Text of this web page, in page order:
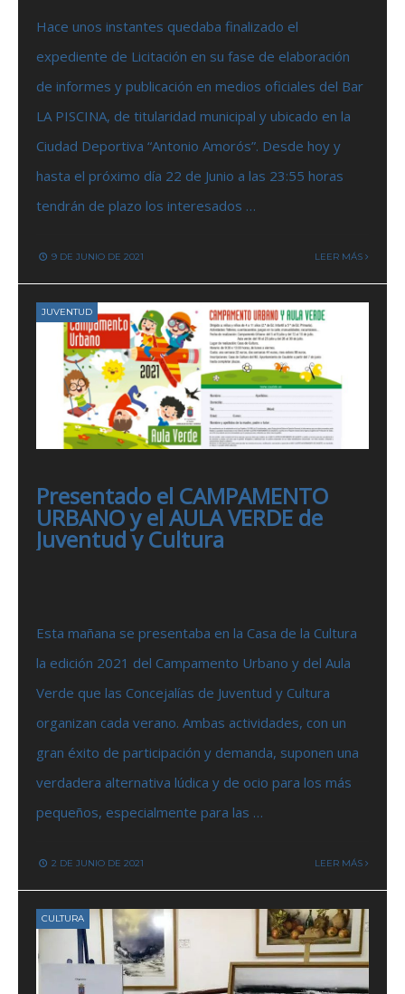
Hace unos instantes quedaba finalizado el
expediente de Licitación en su fase de elaboración
de informes y publicación en medios oficiales del Bar
LA PISCINA, de titularidad municipal y ubicado en la
Ciudad Deportiva “Antonio Amorós”. Desde hoy y
hasta el próximo día 22 de Junio a las 23:55 horas
tendrán de plazo los interesados …
9 DE JUNIO DE 2021 LEER MÁS
JUVENTUD
Presentado el CAMPAMENTO
URBANO y el AULA VERDE de
Juventud y Cultura
Esta mañana se presentaba en la Casa de la Cultura
la edición 2021 del Campamento Urbano y del Aula
Verde que las Concejalías de Juventud y Cultura
organizan cada verano. Ambas actividades, con un
gran éxito de participación y demanda, suponen una
verdadera alternativa lúdica y de ocio para los más
pequeños, especialmente para las …
2 DE JUNIO DE 2021 LEER MÁS
CULTURA